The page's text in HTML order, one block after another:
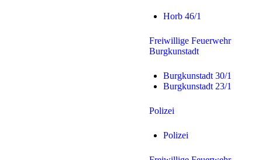
Horb 46/1
Freiwillige Feuerwehr
Burgkunstadt
Burgkunstadt 30/1
Burgkunstadt 23/1
Polizei
Polizei